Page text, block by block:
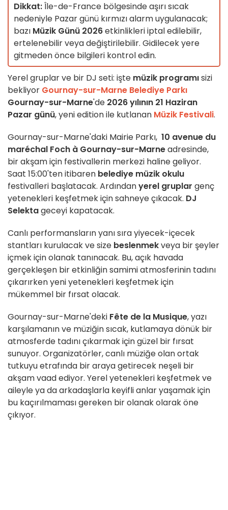
Dikkat:Île-de-France bölgesinde aşırı sıcak
nedeniyle Pazar günü kırmızı alarm uygulanacak;
bazı Müzik Günü 2026etkinlikleri iptal edilebilir,
ertelenebilir veya değiştirilebilir. Gidilecek yere
gitmeden önce bilgileri kontrol edin.
Yerel gruplar ve bir DJ seti: işte müzik programısizi
bekliyor Gournay-sur-Marne Belediye Parkı
Gournay-sur-Marne'de 2026 yılının 21 Haziran
Pazar günü, yeni edition ile kutlanan Müzik Festivali.
Gournay-sur-Marne'daki Mairie Parkı, 10 avenue du
maréchal Foch à Gournay-sur-Marneadresinde,
bir akşam için festivallerin merkezi haline geliyor.
Saat 15:00'ten itibaren belediye müzik okulu
festivalleri başlatacak. Ardındanyerel gruplar genç
yetenekleri keşfetmek için sahneye çıkacak. DJ
Selektageceyi kapatacak.
Canlı performansların yanı sıra yiyecek-içecek
stantları kurulacak ve size beslenmekveya bir şeyler
içmek için olanak tanınacak. Bu, açık havada
gerçekleşen bir etkinliğin samimi atmosferinin tadını
çıkarırken yeni yetenekleri keşfetmek için
mükemmel bir fırsat olacak.
Gournay-sur-Marne'deki Fête de la Musique, yazı
karşılamanın ve müziğin sıcak, kutlamaya dönük bir
atmosferde tadını çıkarmak için güzel bir fırsat
sunuyor. Organizatörler, canlı müziğe olan ortak
tutkuyu etrafında bir araya getirecek neşeli bir
akşam vaad ediyor. Yerel yetenekleri keşfetmek ve
aileyle ya da arkadaşlarla keyifli anlar yaşamak için
bu kaçırılmaması gereken bir olanak olarak öne
çıkıyor.